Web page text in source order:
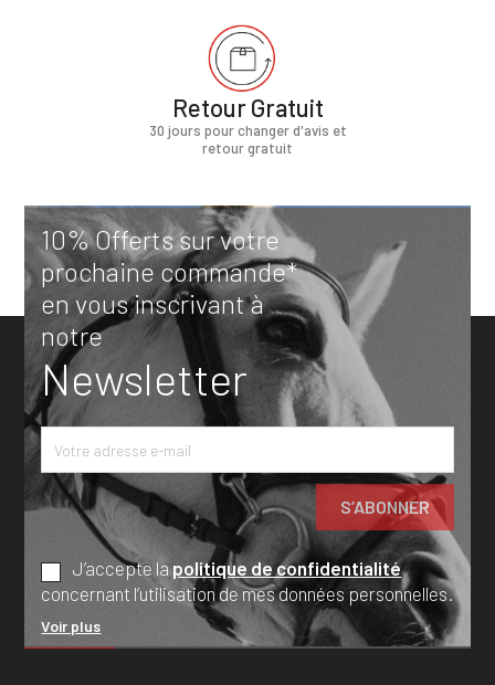
Retour Gratuit
30 jours pour changer d'avis et
retour gratuit
10% Offerts sur votre
prochaine commande*
en vous inscrivant à
notre
Newsletter
J’accepte lapolitique de confidentialité
concernant l’utilisation de mes données personnelles.
Voir plus
ANNULER CONNECTER